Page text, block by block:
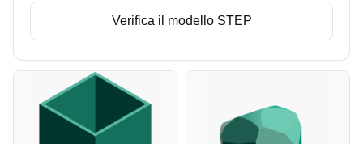
Verifica il modello STEP